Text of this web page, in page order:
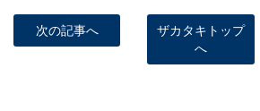
次の記事へ
ザカタキトップ
へ